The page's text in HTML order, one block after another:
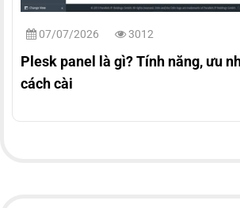
07/07/2026 3012
Plesk panel là gì? Tính năng, ưu
cách cài